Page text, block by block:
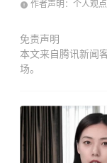
作者声明：个人观
免责声明
本文来自腾讯新闻
场。